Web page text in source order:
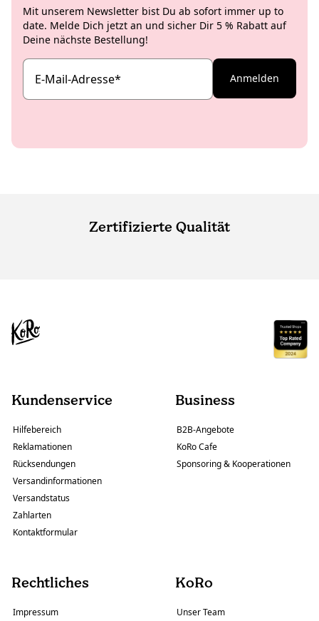
Mit unserem Newsletter bist Du ab sofort immer up to
date. Melde Dich jetzt an und sicher Dir 5 % Rabatt auf
Deine nächste Bestellung!
E-Mail-Adresse* Anmelden
Zertifizierte Qualität
Kundenservice
Hilfebereich
Reklamationen
Rücksendungen
Versandinformationen
Versandstatus
Zahlarten
Kontaktformular
Business
B2B-Angebote
KoRo Cafe
Sponsoring & Kooperationen
Rechtliches
Impressum
KoRo
Unser Team